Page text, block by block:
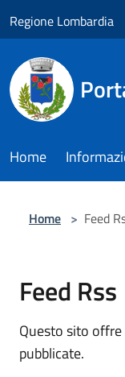
Regione Lombardia
Home
Home > Feed
Feed Rss
Questo sito
pubblicate.